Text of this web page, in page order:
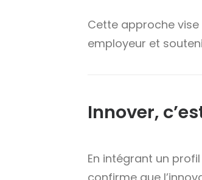
Cette approche
employeur et
Innover,
En intégrant un